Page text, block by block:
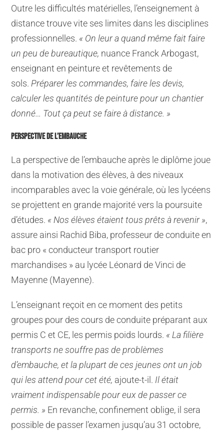
Outre les difficultés matérielles, l’enseignement à
distance trouve vite ses limites dans les disciplines
professionnelles. « On leur a quand même fait faire
un peu de bureautique, nuance Franck Arbogast,
enseignant en peinture et revêtements de
sols.Préparer les commandes, faire les devis,
calculer les quantités de peinture pour un chantier
donné… Tout ça peut se faire à distance. »
PERSPECTIVE DE L’EMBAUCHE
La perspective de l’embauche après le diplôme joue
dans la motivation des élèves, à des niveaux
incomparables avec la voie générale, où les lycéens
se projettent en grande majorité vers la poursuite
d’études. « Nos élèves étaient tous prêts à revenir »,
assure ainsi Rachid Biba, professeur de conduite en
bac pro « conducteur transport routier
marchandises » au lycée Léonard de Vinci de
Mayenne (Mayenne).
L’enseignant reçoit en ce moment des petits
groupes pour des cours de conduite préparant aux
permis C et CE, les permis poids lourds. « La filière
transports ne souffre pas de problèmes
d’embauche, et la plupart de ces jeunes ont un job
qui les attend pour cet été, ajoute-t-il. Il était
vraiment indispensable pour eux de passer ce
permis. » En revanche, confinement oblige, il sera
possible de passer l’examen jusqu’au 31 octobre,